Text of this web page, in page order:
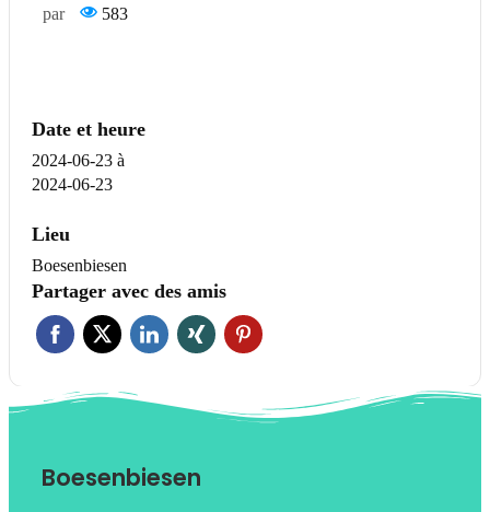
par 583
Date et heure
2024-06-23 à
2024-06-23
Lieu
Boesenbiesen
Partager avec des amis
Boesenbiesen